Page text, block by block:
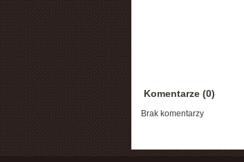
Komentarze (0)
Brak komentarzy